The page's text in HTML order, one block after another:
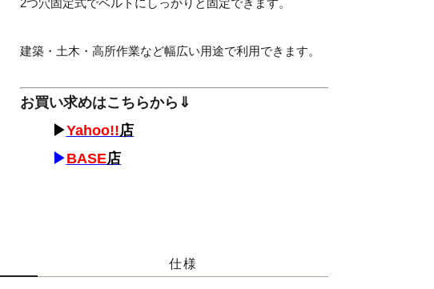
2つ穴固定式でベルトにしっかりと固定できます。
建築・土木・高所作業など幅広い用途で利用できます。
お買い求めはこちらから⇓
▶Yahoo!!店
▶BASE店
仕様